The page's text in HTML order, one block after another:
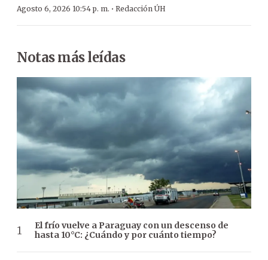
Agosto 6, 2026 10:54 p. m. · Redacción ÚH
Notas más leídas
El frío vuelve a Paraguay con un descenso de
hasta 10°C: ¿Cuándo y por cuánto tiempo?